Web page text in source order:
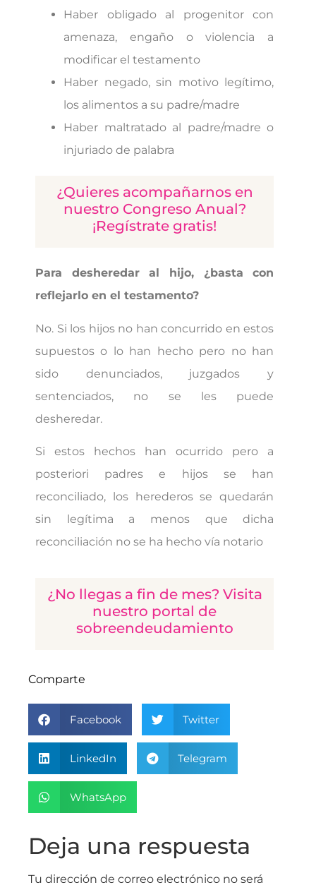
Haber obligado al progenitor con
amenaza, engaño o violencia a
modificar el testamento
Haber negado, sin motivo legítimo,
los alimentos a su padre/madre
Haber maltratado al padre/madre o
injuriado de palabra
¿Quieres acompañarnos en
nuestro Congreso Anual?
¡Regístrate gratis!
Para desheredar al hijo, ¿basta con
reflejarlo en el testamento?
No. Si los hijos no han concurrido en estos
supuestos o lo han hecho pero no han
sido denunciados, juzgados y
sentenciados, no se les puede
desheredar.
Si estos hechos han ocurrido pero a
posteriori padres e hijos se han
reconciliado, los herederos se quedarán
sin legítima a menos que dicha
reconciliación no se ha hecho vía notario
¿No llegas a fin de mes? Visita
nuestro portal de
sobreendeudamiento
Comparte
Facebook Twitter
LinkedIn Telegram
WhatsApp
Deja una respuesta
Tu dirección de correo electrónico no será